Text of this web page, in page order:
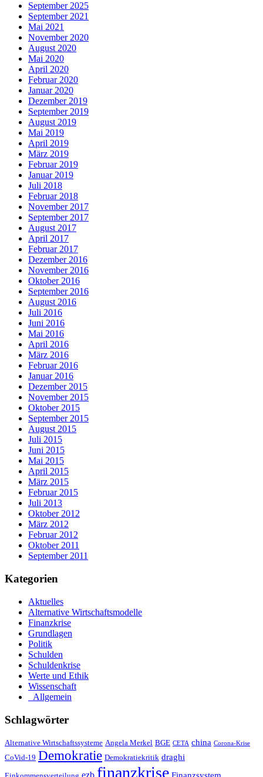
September 2025
September 2021
Mai 2021
November 2020
August 2020
Mai 2020
April 2020
Februar 2020
Januar 2020
Dezember 2019
September 2019
August 2019
Mai 2019
April 2019
März 2019
Februar 2019
Januar 2019
Juli 2018
Februar 2018
November 2017
September 2017
August 2017
April 2017
Februar 2017
Dezember 2016
November 2016
Oktober 2016
September 2016
August 2016
Juli 2016
Juni 2016
Mai 2016
April 2016
März 2016
Februar 2016
Januar 2016
Dezember 2015
November 2015
Oktober 2015
September 2015
August 2015
Juli 2015
Juni 2015
Mai 2015
April 2015
März 2015
Februar 2015
Juli 2013
Oktober 2012
März 2012
Februar 2012
Oktober 2011
September 2011
Kategorien
Aktuelles
Alternative Wirtschaftsmodelle
Finanzkrise
Grundlagen
Politik
Schulden
Schuldenkrise
Werte und Ethik
Wissenschaft
_Allgemein
Schlagwörter
Alternative Wirtschaftssysteme Angela Merkel BGE CETA china Corona-Krise
CoVid-19 Demokratie Demokratiekritik draghi
finanzkrise